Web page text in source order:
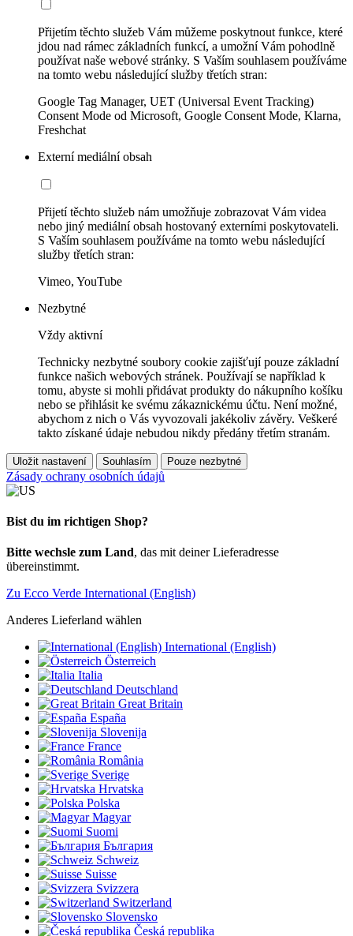
Přijetím těchto služeb Vám můžeme poskytnout funkce, které
jdou nad rámec základních funkcí, a umožní Vám pohodlně
používat naše webové stránky. S Vaším souhlasem používáme
na tomto webu následující služby třetích stran:
Google Tag Manager, UET (Universal Event Tracking)
Consent Mode od Microsoft, Google Consent Mode, Klarna,
Freshchat
Externí mediální obsah
Přijetí těchto služeb nám umožňuje zobrazovat Vám videa
nebo jiný mediální obsah hostovaný externími poskytovateli.
S Vaším souhlasem používáme na tomto webu následující
služby třetích stran:
Vimeo, YouTube
Nezbytné
Vždy aktivní
Technicky nezbytné soubory cookie zajišťují pouze základní
funkce našich webových stránek. Používají se například k
tomu, abyste si mohli přidávat produkty do nákupního košíku
nebo se přihlásit ke svému zákaznickému účtu. Není možné,
abychom z nich o Vás vyvozovali jakékoliv závěry. Veškeré
takto získané údaje nebudou nikdy předány třetím stranám.
Uložit nastavení Souhlasím Pouze nezbytné
Zásady ochrany osobních údajů
Bist du im richtigen Shop?
Bitte wechsle zum Land, das mit deiner Lieferadresse
übereinstimmt.
Zu Ecco Verde International (English)
Anderes Lieferland wählen
International (English)
Österreich
Italia
Deutschland
Great Britain
España
Slovenija
France
România
Sverige
Hrvatska
Polska
Magyar
Suomi
България
Schweiz
Suisse
Svizzera
Switzerland
Slovensko
Česká republika